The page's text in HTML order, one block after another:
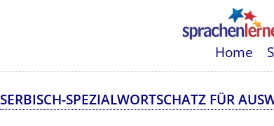
Home
SERBISCH-SPEZIALWORTSCHATZ FÜR